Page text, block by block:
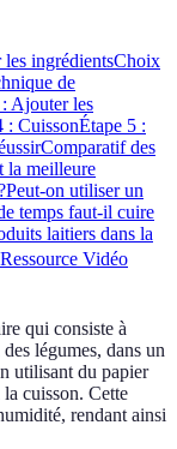
les ingrédientsChoix
de
Ajouter les
: CuissonÉtape 5 :
Comparatif des
la meilleure
Peut-on utiliser un
temps faut-il cuire
laitiers dans la
Vidéo
qui consiste à
légumes, dans un
utilisant du papier
cuisson. Cette
rendant ainsi